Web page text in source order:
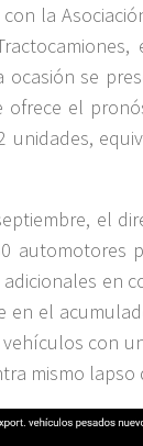
la
ocasión se
ofrece el
unidades,
el
automotores
en
en el
con
mismo lapso